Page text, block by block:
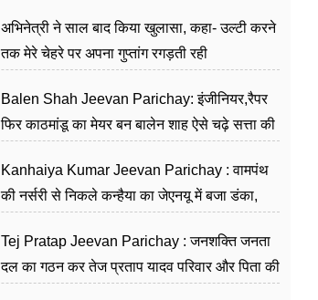
अभिनेत्री ने साल बाद किया खुलासा, कहा- उल्टी करने
तक मेरे चेहरे पर अपना गुप्तांग रगड़ती रही
Balen Shah Jeevan Parichay: इंजीनियर,रैपर
फिर काठमांडू का मेयर बन बालेन शाह ऐसे चढ़े सत्ता की
Kanhaiya Kumar Jeevan Parichay : वामपंथ
की नर्सरी से निकले कन्हैया का जेएनयू में बजा डंका,
Tej Pratap Jeevan Parichay : जनशक्ति जनता
दल का गठन कर तेज प्रताप यादव परिवार और पिता की